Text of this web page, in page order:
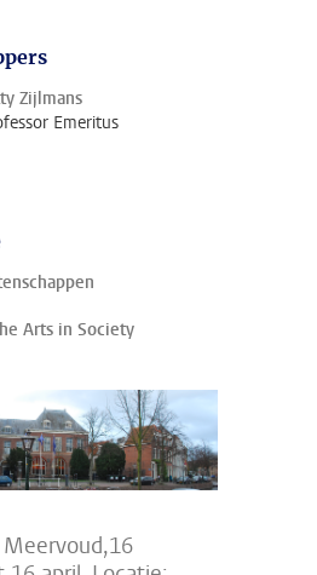
Zijlmans
Emeritus
Arts in Society